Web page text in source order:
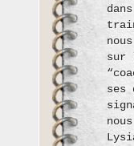
sur
ses